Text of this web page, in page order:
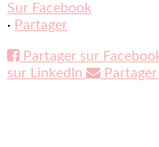
Sur Facebook
· Partager
Partager sur
sur LinkedIn